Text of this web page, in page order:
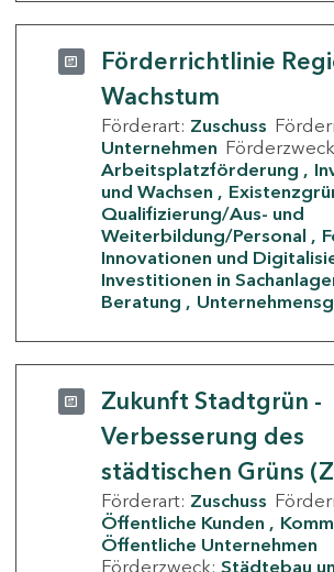
Förderrichtlinie
Wachstum
Förderart: Zuschuss
Unternehmen
Arbeitsplatzförderung
und Wachsen
Qualifizierung/Aus- und
Weiterbildung/Personal
Innovationen und
Investitionen in
Beratung
Zukunft Stadtgrün -
Verbesserung des
städtischen Grüns
Förderart: Zuschuss
Öffentliche Kunden
Öffentliche Unternehmen
Förderzweck: Städtebau